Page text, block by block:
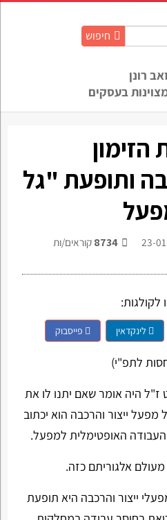
חיפוש
רונן
בעסקים
ותופעת "גל
8734 קוראים/ות
לקולגות:
לינקדאין פייסבוק
לתפ"י)
ז"ל היה אומר שאם יתנו לו את
ייצור והרכבה הוא יכתוב
העבודה האופטימלית למפעל.
אלגוריתם כזה.
ייצור והרכבה היא תופעת